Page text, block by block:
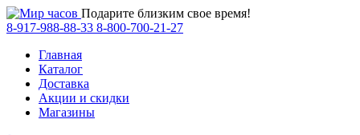
Подарите близким свое время!
8-917-988-88-33 8-800-700-21-27
Главная
Каталог
Доставка
Акции и скидки
Магазины